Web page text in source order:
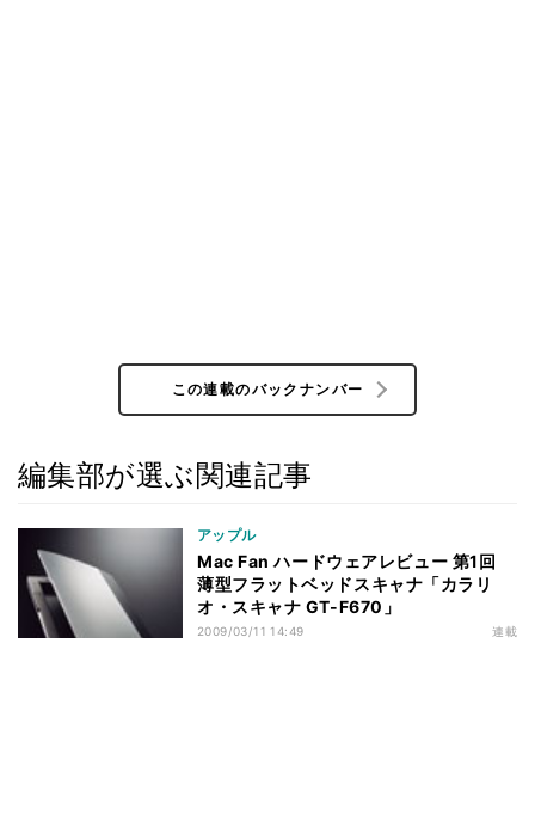
この連載のバックナンバー
編集部が選ぶ関連記事
アップル
Mac Fan ハードウェアレビュー 第1回
薄型フラットベッドスキャナ「カラリ
オ・スキャナ GT-F670」
2009/03/11 14:49 連載